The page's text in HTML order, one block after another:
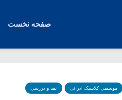
صفحه نخست
موسیقی کلاسیک ایرانی نقد و بررسی